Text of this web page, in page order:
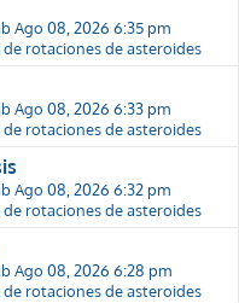
Ago 08, 2026 6:35 pm
rotaciones de asteroides
Ago 08, 2026 6:33 pm
rotaciones de asteroides
Ago 08, 2026 6:32 pm
rotaciones de asteroides
Ago 08, 2026 6:28 pm
rotaciones de asteroides